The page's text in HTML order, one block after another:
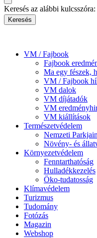
Keresés az alábbi kulcsszóra:
VM / Fajbook
Fajbook
Ma egy fészek,
VM / Fajbook
VM dalok
VM díjátadók
VM
VM kiállítások
Természetvédelem
Nemzeti
Növény- és
Környezetvédelem
Fenntarthatóság
Hulladékkezelés
Öko-tudatosság
Klímavédelem
Turizmus
Tudomány
Fotózás
Magazin
Webshop